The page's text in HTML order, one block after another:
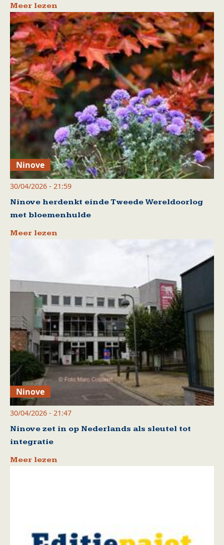
Meer lezen
Ninove
30/04/2026 - 21:59
Ninove herdenkt einde Tweede Wereldoorlog
met bloemenhulde
Meer lezen
Ninove
30/04/2026 - 21:47
Ninove zet in op Nederlands als sleutel tot
integratie
Meer lezen